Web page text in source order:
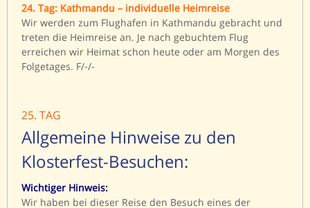
24. Tag: Kathmandu – individuelle Heimreise
Wir werden zum Flughafen in Kathmandu gebracht und
treten die Heimreise an. Je nach gebuchtem Flug
erreichen wir Heimat schon heute oder am Morgen des
Folgetages. F/-/-
25. TAG
Allgemeine Hinweise zu den
Klosterfest-Besuchen:
Wichtiger Hinweis:
Wir haben bei dieser Reise den Besuch eines der